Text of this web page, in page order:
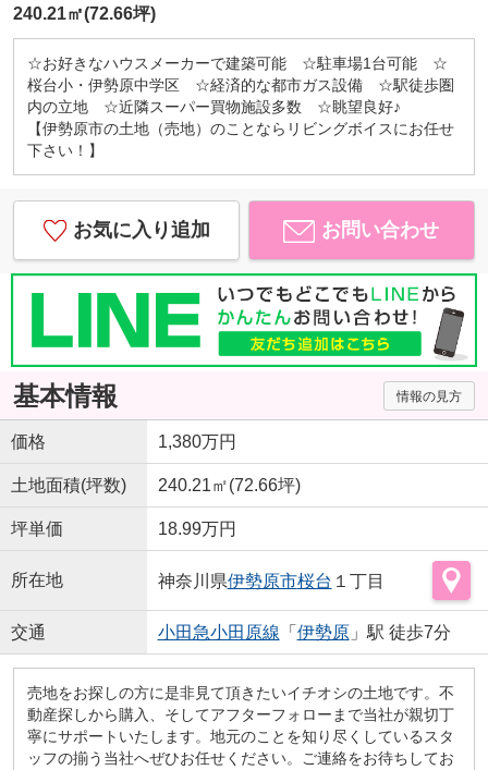
240.21㎡(72.66坪)
☆お好きなハウスメーカーで建築可能 ☆駐車場1台可能 ☆
桜台小・伊勢原中学区 ☆経済的な都市ガス設備 ☆駅徒歩圏
内の立地 ☆近隣スーパー買物施設多数 ☆眺望良好♪
【伊勢原市の土地（売地）のことならリビングボイスにお任せ
下さい！】
お気に入り追加 お問い合わせ
基本情報 情報の見方
価格 1,380万円
土地面積(坪数) 240.21㎡(72.66坪)
坪単価 18.99万円
所在地 神奈川県伊勢原市桜台 １丁目
交通 小田急小田原線 「 伊勢原」駅 徒歩7分
売地をお探しの方に是非見て頂きたいイチオシの土地です。不
動産探しから購入、そしてアフターフォローまで当社が親切丁
寧にサポートいたします。地元のことを知り尽くしているスタ
ッフの揃う当社へぜひお任せください。ご連絡をお待ちしてお